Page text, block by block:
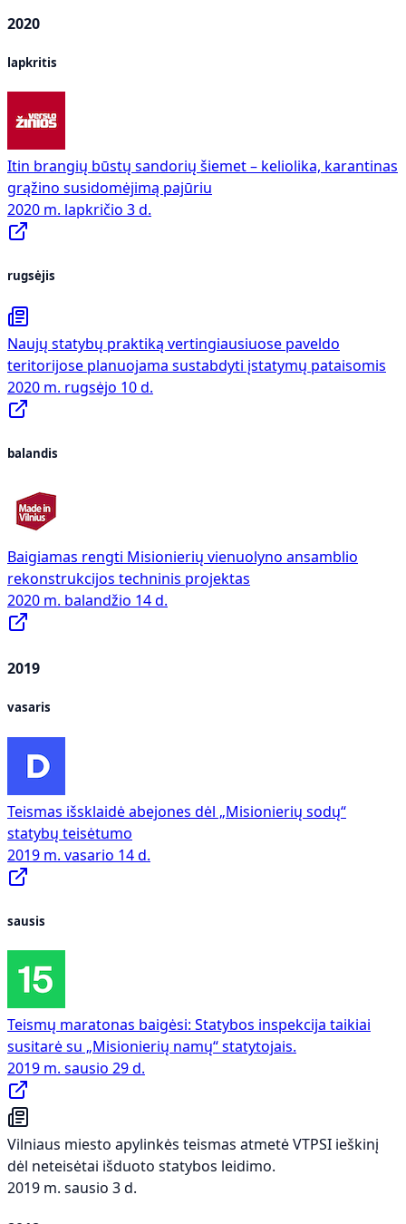
2020
lapkritis
Itin brangių būstų sandorių šiemet – keliolika, karantinas
grąžino susidomėjimą pajūriu
2020 m. lapkričio 3 d.
rugsėjis
Naujų statybų praktiką vertingiausiuose paveldo
teritorijose planuojama sustabdyti įstatymų pataisomis
2020 m. rugsėjo 10 d.
balandis
Baigiamas rengti Misionierių vienuolyno ansamblio
rekonstrukcijos techninis projektas
2020 m. balandžio 14 d.
2019
vasaris
Teismas išsklaidė abejones dėl „Misionierių sodų“
statybų teisėtumo
2019 m. vasario 14 d.
sausis
Teismų maratonas baigėsi: Statybos inspekcija taikiai
susitarė su „Misionierių namų“ statytojais.
2019 m. sausio 29 d.
Vilniaus miesto apylinkės teismas atmetė VTPSI ieškinį
dėl neteisėtai išduoto statybos leidimo.
2019 m. sausio 3 d.